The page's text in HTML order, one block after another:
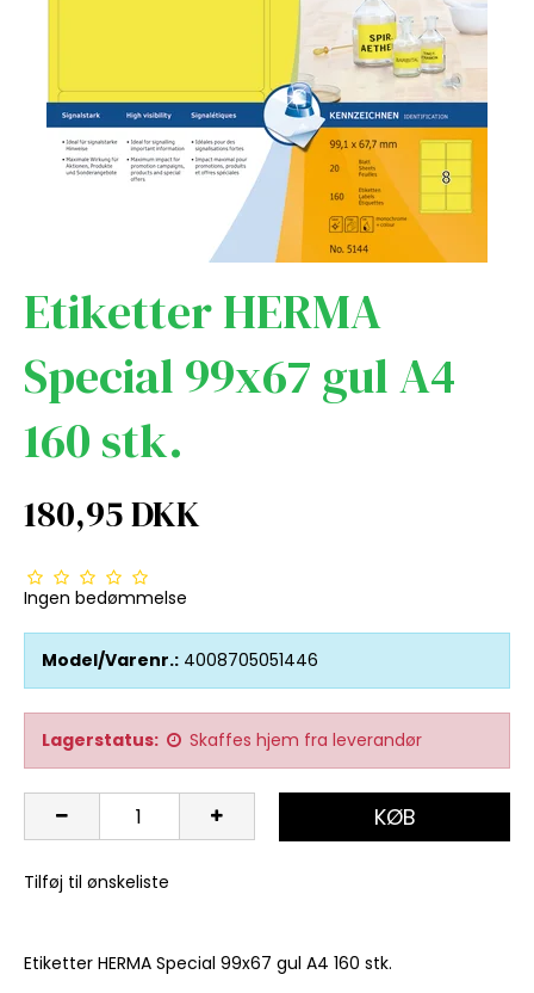
Etiketter HERMA
Special 99x67 gul A4
160 stk.
180,95 DKK
Ingen bedømmelse
Model/Varenr.: 4008705051446
Lagerstatus: Skaffes hjem fra leverandør
KØB
Tilføj til ønskeliste
Etiketter HERMA Special 99x67 gul A4 160 stk.